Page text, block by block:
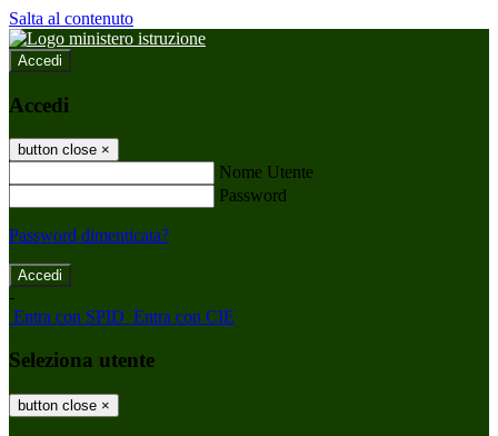
Salta al contenuto
Accedi
Accedi
button close ×
Nome Utente
Password
Password dimenticata?
-
Entra con SPID Entra con CIE
Seleziona utente
button close ×